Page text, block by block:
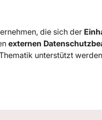
die sich der
externen
unterstützt